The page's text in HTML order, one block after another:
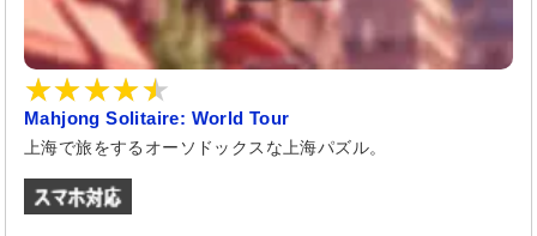
Mahjong Solitaire: World Tour
上海で旅をするオーソドックスな上海パズル。